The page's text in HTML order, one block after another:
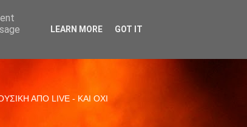
ΑΠΟ LIVE - ΚΑΙ ΟΧΙ
LEARN MORE GOT IT